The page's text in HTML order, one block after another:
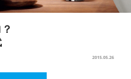
2015.05.26